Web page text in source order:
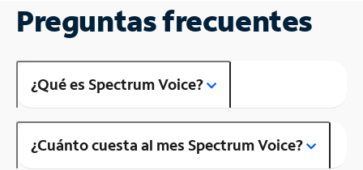
Preguntas frecuentes
¿Qué es Spectrum Voice?
¿Cuánto cuesta al mes Spectrum Voice?